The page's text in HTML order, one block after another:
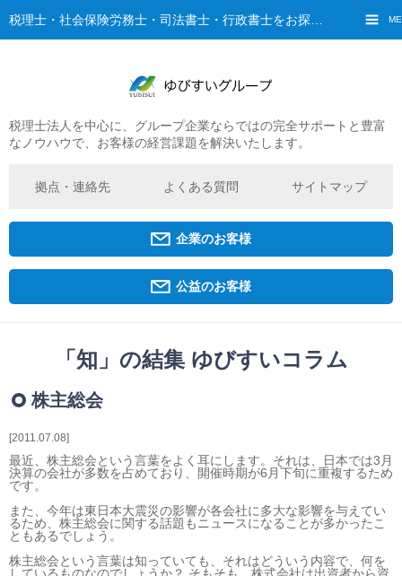
税理士法人を中心に、グループ企業ならではの完全サポートと豊富
なノウハウで、お客様の経営課題を解決いたします。
拠点・連絡先 よくある質問 サイトマップ
企業のお客様
公益のお客様
ご挨拶
グループ概要
ゆびすいのあゆみ
京都オフィス
相続・贈与・事業承継をお考えの方
医業経営者の方
寺院などの宗教法人経営者の方
認定こども園経営者の方
保育園経営者の方
介護専門チームからのお知らせ
「知」の結集 ゆびすいコラム
2011.07.08
株主総会
最近、株主総会という言葉をよく耳にします。それは、日本では3月
決算の会社が多数を占めており、開催時期が6月下旬に重複するため
です。
また、今年は東日本大震災の影響が各会社に多大な影響を与えてい
るため、株主総会に関する話題もニュースになることが多かったこ
ともあるでしょう。
株主総会という言葉は知っていても、それはどういう内容で、何を
しているものなのでしょうか？ そもそも、株式会社は出資者から資